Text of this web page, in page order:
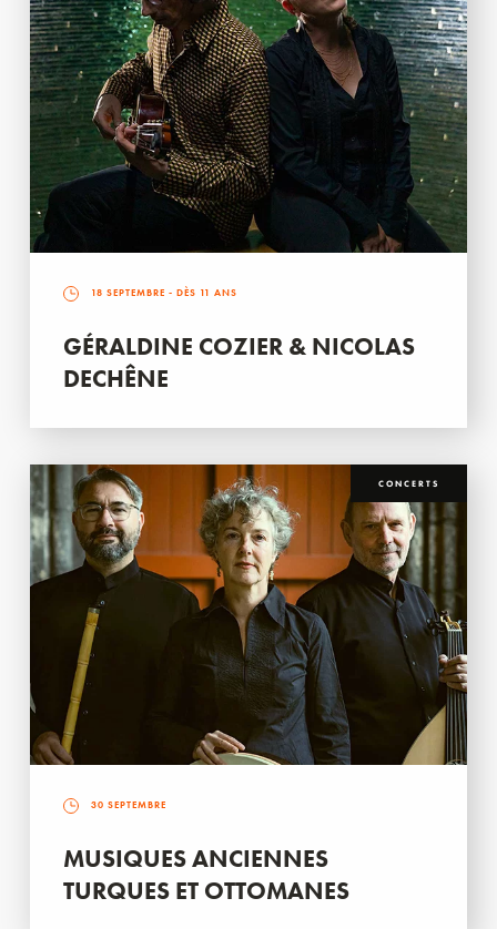
18 SEPTEMBRE - DÈS 11 ANS
GÉRALDINE COZIER & NICOLAS
DECHÊNE
CONCERTS
30 SEPTEMBRE
MUSIQUES ANCIENNES
TURQUES ET OTTOMANES